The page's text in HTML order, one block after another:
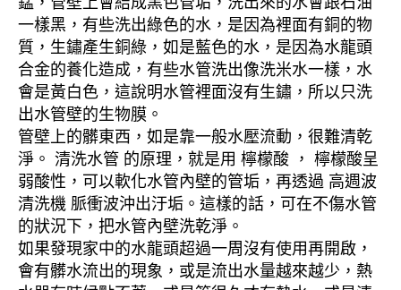
一樣黑，有些洗出綠色的水，是因為裡面有銅的物
質，生鏽產生銅綠，如是藍色的水，是因為水龍頭
合金的養化造成，有些水管洗出像洗米水一樣，水
會是黃白色，這說明水管裡面沒有生鏽，所以只洗
出水管壁的生物膜。
管壁上的髒東西，如是靠一般水壓流動，很難清乾
淨。 清洗水管 的原理，就是用 檸檬酸 ， 檸檬酸呈
弱酸性，可以軟化水管內壁的管垢，再透過 高週波
清洗機 脈衝波沖出汙垢。這樣的話，可在不傷水管
的狀況下，把水管內壁洗乾淨。
如果發現家中的水龍頭超過一周沒有使用再開啟，
會有髒水流出的現象，或是流出水量越來越少，熱